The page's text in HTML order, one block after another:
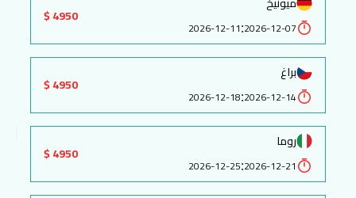
2026-12-07
:
2026-12-11
4950 $
براغ
2026-12-14
:
2026-12-18
4950 $
روما
2026-12-21
:
2026-12-25
4950 $